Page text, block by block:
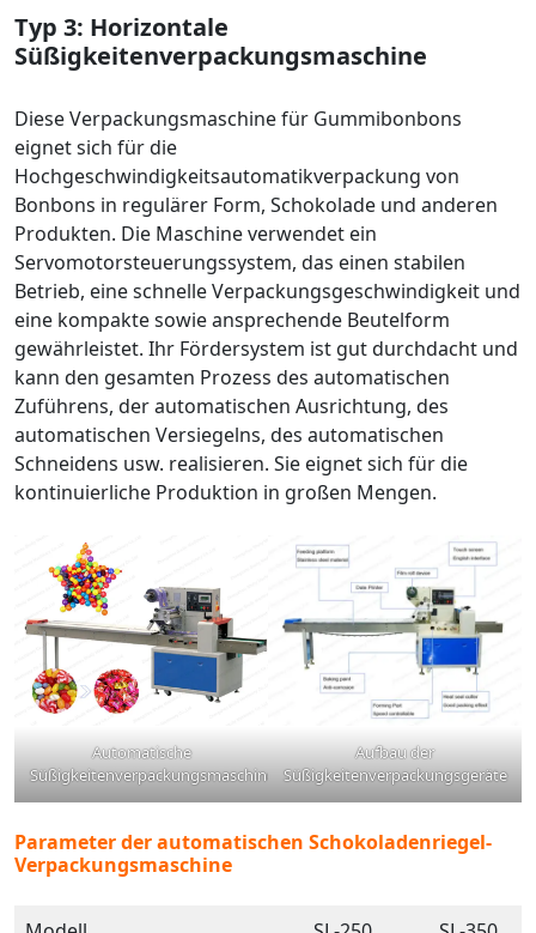
Typ 3: Horizontale
Süßigkeitenverpackungsmaschine
Diese Verpackungsmaschine für Gummibonbons
eignet sich für die
Hochgeschwindigkeitsautomatikverpackung von
Bonbons in regulärer Form, Schokolade und anderen
Produkten. Die Maschine verwendet ein
Servomotorsteuerungssystem, das einen stabilen
Betrieb, eine schnelle Verpackungsgeschwindigkeit und
eine kompakte sowie ansprechende Beutelform
gewährleistet. Ihr Fördersystem ist gut durchdacht und
kann den gesamten Prozess des automatischen
Zuführens, der automatischen Ausrichtung, des
automatischen Versiegelns, des automatischen
Schneidens usw. realisieren. Sie eignet sich für die
kontinuierliche Produktion in großen Mengen.
Automatische
Süßigkeitenverpackungsmaschine
Aufbau der
Süßigkeitenverpackungsgeräte
Parameter der automatischen Schokoladenriegel-
Verpackungsmaschine